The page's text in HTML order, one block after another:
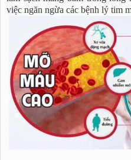
việc ngăn ngừa các bệnh lý tim